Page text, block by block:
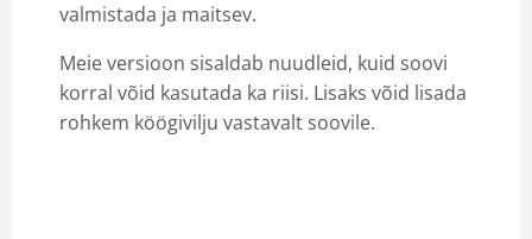
valmistada ja maitsev.
Meie versioon sisaldab nuudleid, kuid soovi
korral võid kasutada ka riisi. Lisaks võid lisada
rohkem köögivilju vastavalt soovile.